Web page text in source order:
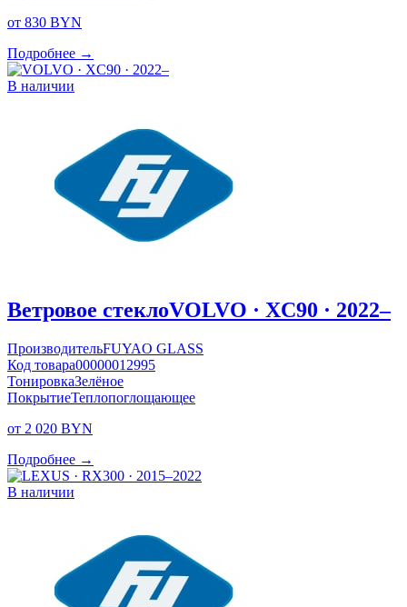
от 830 BYN
Подробнее →
В наличии
Ветровое стеклоVOLVO · XC90 · 2022–
ПроизводительFUYAO GLASS
Код товара00000012995
ТонировкаЗелёное
ПокрытиеТеплопоглощающее
от 2 020 BYN
Подробнее →
В наличии